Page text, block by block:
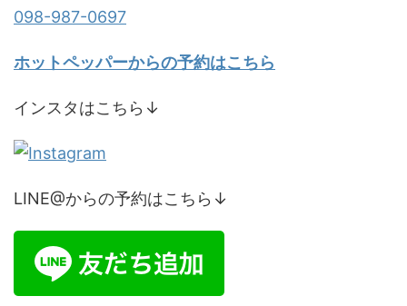
098-987-0697
ホットペッパーからの予約はこちら
インスタはこちら↓
LINE@からの予約はこちら↓